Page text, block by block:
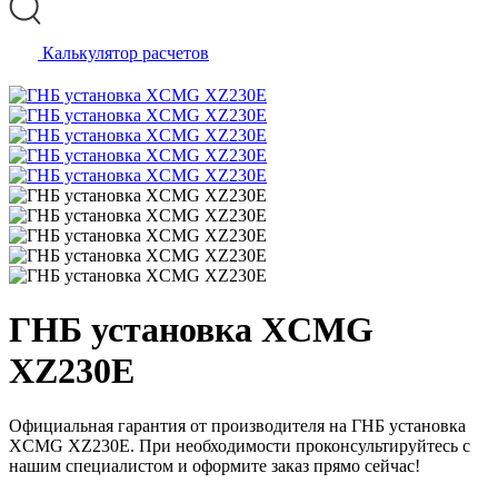
Калькулятор расчетов
ГНБ установка XCMG
XZ230E
Официальная гарантия от производителя на ГНБ установка
XCMG XZ230E. При необходимости проконсультируйтесь с
нашим специалистом и оформите заказ прямо сейчас!